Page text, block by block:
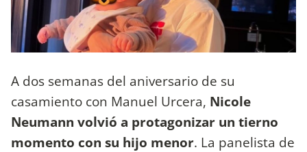
A dos semanas del aniversario de su
casamiento con Manuel Urcera, Nicole
Neumann volvió a protagonizar un tierno
momento con su hijo menor. La panelista de